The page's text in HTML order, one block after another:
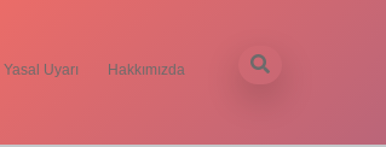
Yasal Uyarı Hakkımızda